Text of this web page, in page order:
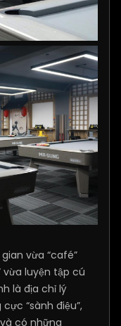
vừa “café”
vừa luyện tập cú
là địa chỉ lý
“sành điệu”,
có những